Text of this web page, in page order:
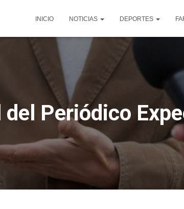
INICIO NOTICIAS DEPORTES
Periódico